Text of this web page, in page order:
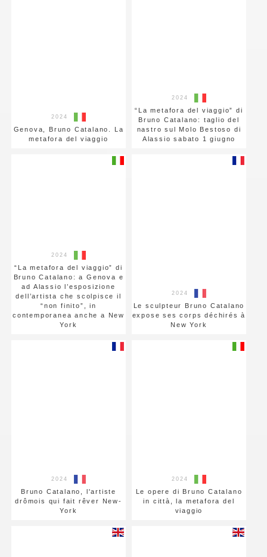
2024
Genova, Bruno Catalano. La
metafora del viaggio
2024
“La metafora del viaggio” di
Bruno Catalano: taglio del
nastro sul Molo Bestoso di
Alassio sabato 1 giugno
2024
“La metafora del viaggio” di
Bruno Catalano: a Genova e
ad Alassio l’esposizione
dell’artista che scolpisce il
“non finito”, in
contemporanea anche a New
York
2024
Le sculpteur Bruno Catalano
expose ses corps déchirés à
New York
2024
Bruno Catalano, l'artiste
drômois qui fait rêver New-
York
2024
Le opere di Bruno Catalano
in città, la metafora del
viaggio